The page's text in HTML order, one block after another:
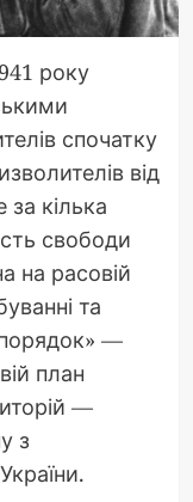
року
спочатку
від
кілька
свободи
на расовій
та
—
план
—
з